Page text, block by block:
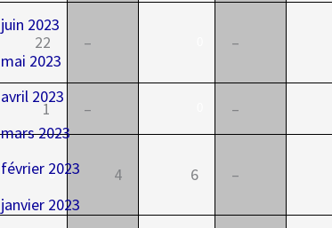
22 – –
1 – –
0 4 6 –
juin 2023
mai 2023
avril 2023
mars 2023
février 2023
janvier 2023